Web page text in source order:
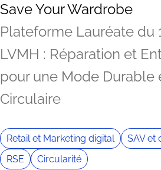
Save Your Wardrobe
Plateforme Lauréate du
LVMH : Réparation et
pour une Mode Durable
Circulaire
Retail et Marketing digital
SAV et
RSE
Circularité